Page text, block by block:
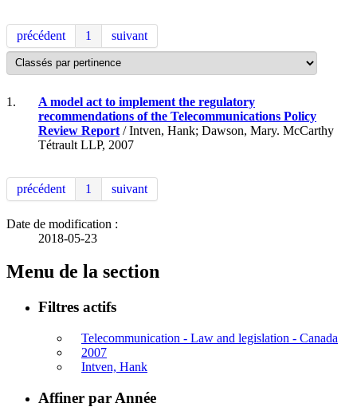
précédent 1 suivant
1.
A model act to implement the regulatory
recommendations of the Telecommunications Policy
Review Report / Intven, Hank; Dawson, Mary. McCarthy
Tétrault LLP, 2007
précédent 1 suivant
Date de modification :
2018-05-23
Menu de la section
Filtres actifs
Telecommunication - Law and legislation - Canada
2007
Intven, Hank
Affiner par Année